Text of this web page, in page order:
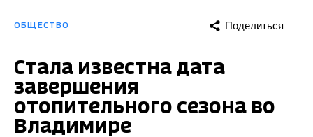
ОБЩЕСТВО Поделиться
Стала известна дата
завершения
отопительного сезона во
Владимире